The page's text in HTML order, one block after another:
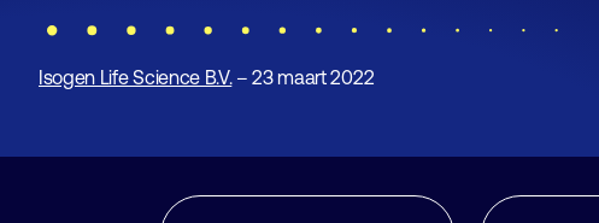
Isogen Life Science B.V.– 23 maart 2022